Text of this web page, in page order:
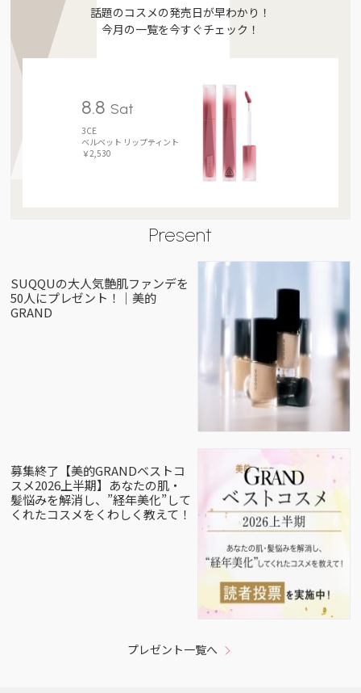
話題のコスメの発売日が早わかり！
今月の一覧を今すぐチェック！
8.8 Sat
3CE
ベルベット リップティント
￥2,530
Present
SUQQUの大人気艶肌ファンデを
50人にプレゼント！｜美的
GRAND
募集終了【美的GRANDベストコ
スメ2026上半期】あなたの肌・
髪悩みを解消し、”経年美化”して
くれたコスメをくわしく教えて！
プレゼント一覧へ